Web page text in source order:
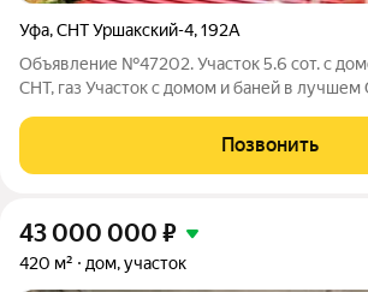
Уфа,СНТ Уршакский-4,192А
Объявление №47202. Участок 5.6 сот. с домом 86 м Лучший
СНТ, газ Участок с домом и баней в лучшем СНТ Уфы! Газ,
Позвонить
43 000 000 ₽
420 м² дом, участок